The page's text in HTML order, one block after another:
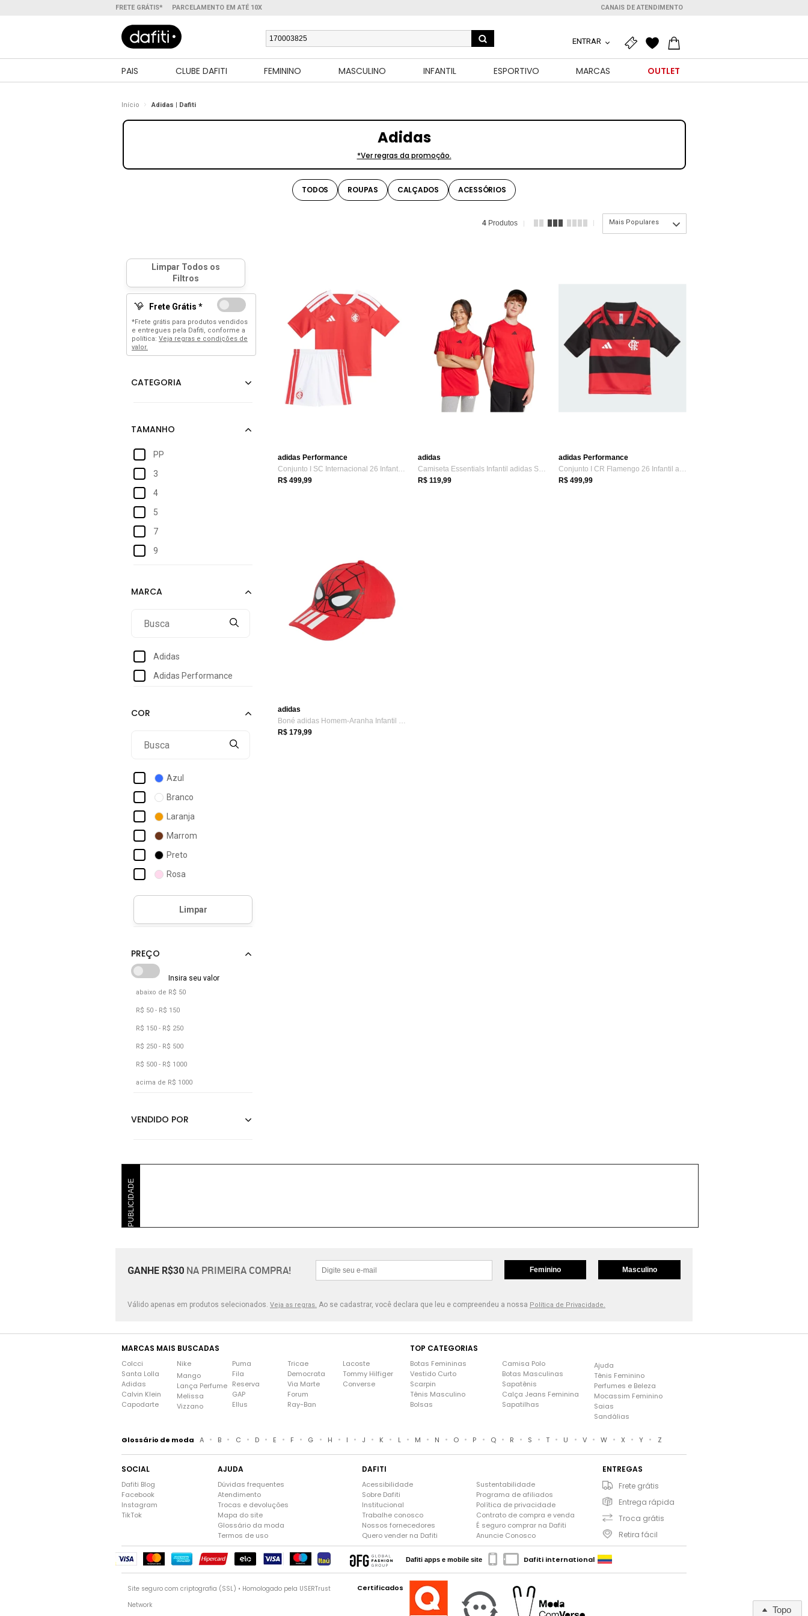
FRETE GRÁTIS* PARCELAMENTO EM ATÉ 10X CANAIS DE ATENDIMENTO
ENTRAR
PAIS CLUBE DAFITI FEMININO MASCULINO INFANTIL ESPORTIVO MARCAS OUTLET
Início Adidas | Dafiti
Adidas
*Ver regras da promoção.
TODOS ROUPAS CALÇADOS ACESSÓRIOS
4 Produtos Mais Populares
Frete Grátis *
*Frete grátis para produtos vendidos
e entregues pela Dafiti, conforme a
política: Veja regras e condições de
valor.
PP
3
4
5
7
9
18-24M
Adidas
Adidas Performance
Azul
Branco
Laranja
Marrom
Preto
Rosa
Roxo
Verde
abaixo de R$ 50
R$ 50 - R$ 150
R$ 150 - R$ 250
R$ 250 - R$ 500
R$ 500 - R$ 1000
acima de R$ 1000
adidas Performance
Conjunto I SC Internacional 26 Infantil ...
R$ 499,99
adidas
Camiseta Essentials Infantil adidas Spor...
R$ 119,99
adidas Performance
Conjunto I CR Flamengo 26 Infantil adida...
R$ 499,99
adidas
Boné adidas Homem-Aranha Infantil adidas...
R$ 179,99
PUBLICIDADE
Topo
GANHE R$30 NA PRIMEIRA COMPRA! Feminino Masculino
Válido apenas em produtos selecionados. Veja as regras. Ao se cadastrar, você declara que leu e compreendeu a nossa Política de Privacidade.
MARCAS MAIS BUSCADAS
Colcci
Santa Lolla
Adidas
Calvin Klein
Capodarte
Nike
Mango
Lança Perfume
Melissa
Vizzano
Puma
Fila
Reserva
GAP
Ellus
Tricae
Democrata
Via Marte
Forum
Ray-Ban
Lacoste
Tommy Hilfiger
Converse
TOP CATEGORIAS
Botas Femininas
Vestido Curto
Scarpin
Tênis Masculino
Bolsas
Camisa Polo
Botas Masculinas
Sapatênis
Calça Jeans Feminina
Sapatilhas
Ajuda
Tênis Feminino
Perfumes e Beleza
Mocassim Feminino
Saias
Sandálias
Glossário de moda A • B • C • D • E • F • G • H • I • J • K • L • M • N • O • P • Q • R • S • T • U • V • W • X • Y • Z
SOCIAL
Dafiti Blog
Facebook
Instagram
TikTok
AJUDA
Dúvidas frequentes
Atendimento
Trocas e devoluções
Mapa do site
Glossário da moda
Termos de uso
DAFITI
Acessibilidade
Sobre Dafiti
Institucional
Trabalhe conosco
Nossos fornecedores
Quero vender na Dafiti
Sustentabilidade
Programa de afiliados
Política de privacidade
Contrato de compra e venda
É seguro comprar na Dafiti
Anuncie Conosco
ENTREGAS
Frete grátis
Entrega rápida
Troca grátis
Retira fácil
Dafiti apps e mobile site Dafiti international
Site seguro com criptografia (SSL) • Homologado pela USERTrust
Network
Certificados